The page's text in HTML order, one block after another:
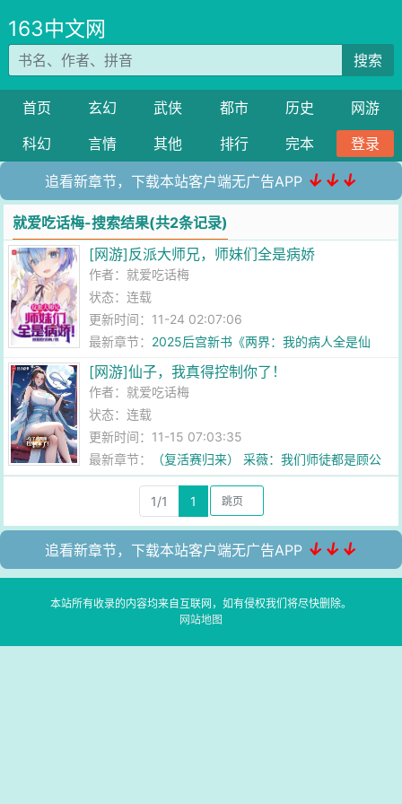
163中文网
搜索
首页 玄幻 武侠 都市 历史
网游
科幻
言情 其他 排行 完本 登录
追看新章节，下载本站客户端无广告APP ↓↓↓
就爱吃话梅-搜索结果(共2条记录)
[网游]反派大师兄，师妹们全是病娇
作者：就爱吃话梅
状态：连载
更新时间：11-24 02:07:06
最新章节： 2025后宫新书《两界：我的病人全是仙
子？》
[网游]仙子，我真得控制你了！
作者：就爱吃话梅
状态：连载
更新时间：11-15 07:03:35
最新章节：
（复活赛归来） 采薇：我们师徒都是顾公
子的....
1/1
1
追看新章节，下载本站客户端无广告APP ↓↓↓
本站所有收录的内容均来自互联网，如有侵权我们将尽快删除。
网站地图